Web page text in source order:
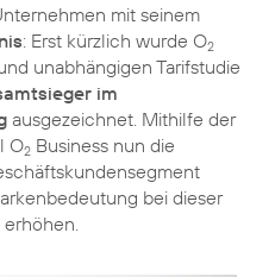
mit seinem
: Erst kürzlich wurde O2
unabhängigen Tarifstudie
im
ausgezeichnet. Mithilfe der
O2 Business nun die
bei dieser